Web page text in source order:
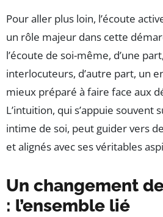
Pour aller plus loin, l’écoute
un rôle majeur dans cette
l’écoute de soi-même, d’une
interlocuteurs, d’autre part, un
mieux préparé à faire face aux
L’intuition, qui s’appuie souvent
intime de soi, peut guider vers
et alignés avec ses véritables
Un changement
: l’ensemble lié